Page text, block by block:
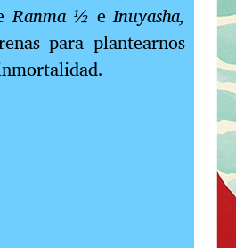
Ranma ½ eInuyasha,
para plantearnos